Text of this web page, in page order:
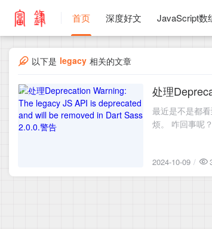
首页 深度好文 JavaScript数
以下是 legacy 相关的文章
2024-10-09
处理
最近是不是都看到
烦。 咋回事呢
2024-10-09